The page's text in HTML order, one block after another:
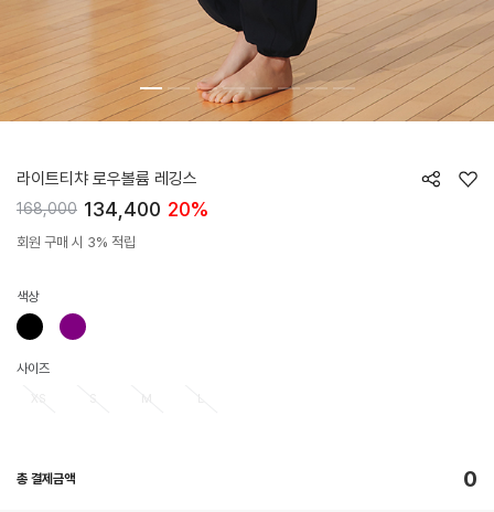
라이트티챠 로우볼륨 레깅스
168,000 134,400 20%
회원 구매 시 3% 적립
색상
사이즈
총 결제금액 0